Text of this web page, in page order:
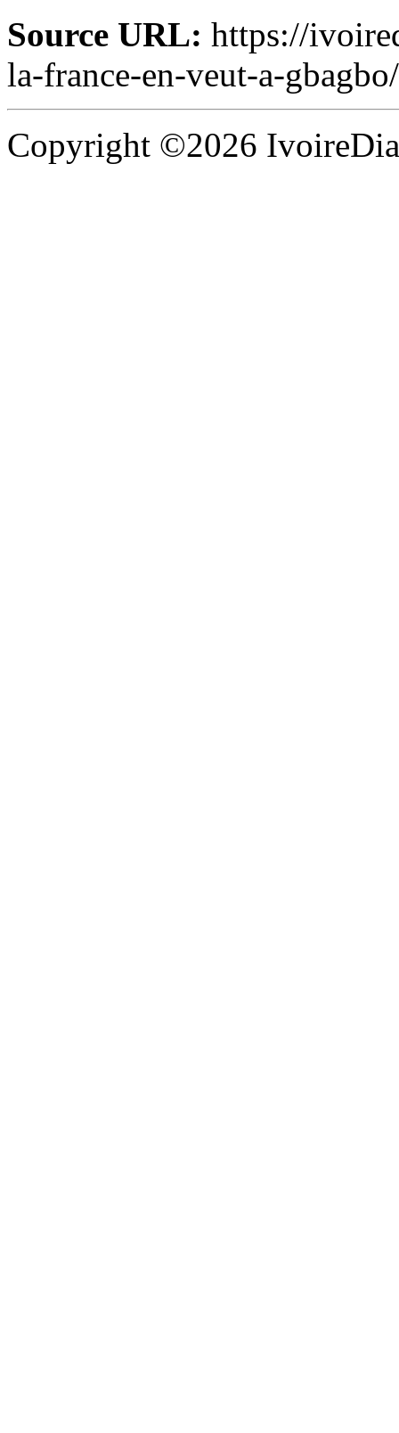
Source URL: https://
la-france-en-veut-a-
Copyright ©2026